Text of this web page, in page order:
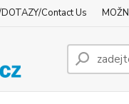
Contact Us